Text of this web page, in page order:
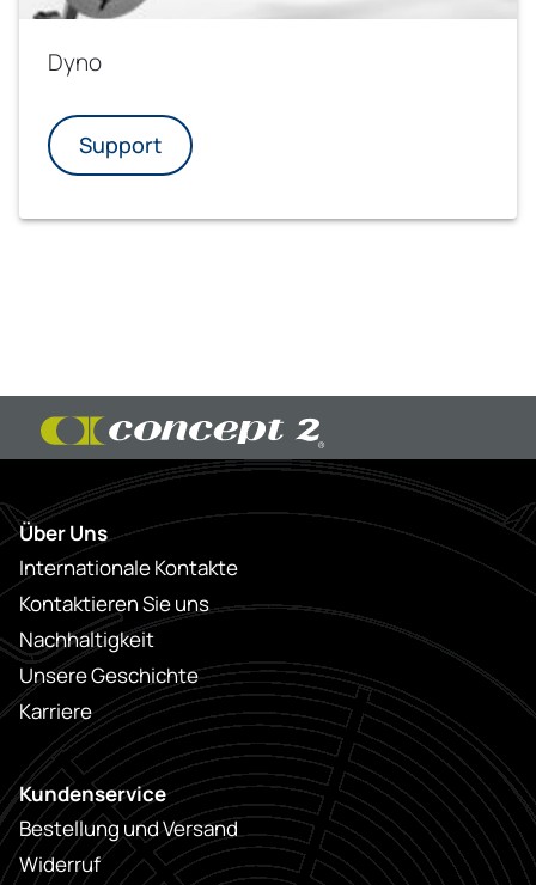
Dyno
Support
Über Uns
Internationale Kontakte
Kontaktieren Sie uns
Nachhaltigkeit
Unsere Geschichte
Karriere
Kundenservice
Bestellung und Versand
Widerruf